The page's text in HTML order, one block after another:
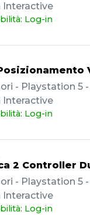
Interactive
Log-in
- Playstation 5
Interactive
Log-in
2 Controller
- Playstation 5
Interactive
Log-in